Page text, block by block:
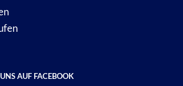
AUF FACEBOOK